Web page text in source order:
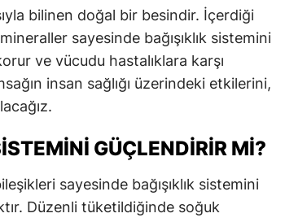
bilinen doğal bir besindir. İçerdiği
sayesinde bağışıklık sistemini
ve vücudu hastalıklara karşı
insan sağlığı üzerindeki etkilerini,
GÜÇLENDIRIR MI?
sayesinde bağışıklık sistemini
Düzenli tüketildiğinde soğuk